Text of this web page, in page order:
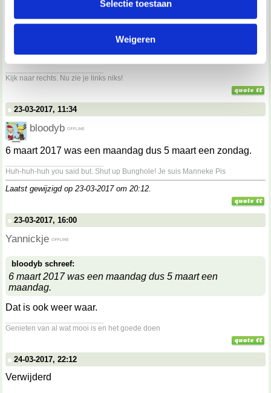
partners kunnen deze gegevens combineren met andere
informatie die je aan ze hebt verstrekt of die ze hebben
verzameld op basis van jouw gebruik van hun services.
kunnen ontvangen en verwerken.
Selectie toestaan
Weigeren
bloodyb schreef:
op een maandag
Kijk naar rechts. Nu zie je links niks!
23-03-2017, 11:34
bloodyb
6 maart 2017 was een maandag dus 5 maart een zondag.
Huh-huh-huh you said but. Shut up Bunghole! Je suis Manneke Pis
Laatst gewijzigd op 23-03-2017 om 20:12.
23-03-2017, 16:00
Yannickje
bloodyb schreef:
6 maart 2017 was een maandag dus 5 maart een
maandag.
Dat is ook weer waar.
Genieten van al wat mooi is en het goede doen
24-03-2017, 22:12
Verwijderd